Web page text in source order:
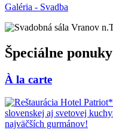
Galéria - Svadba
Špeciálne ponuky
À la carte
slovenskej aj svetovej
najväčších gurmánov!